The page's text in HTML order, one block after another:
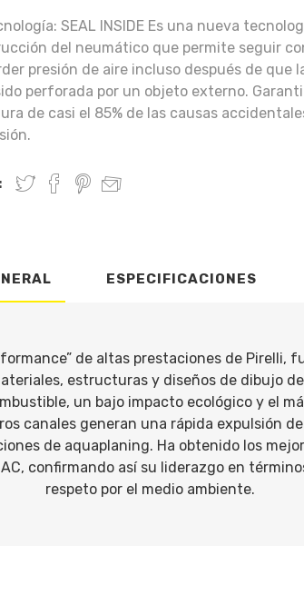
SEAL INSIDE Es una nueva
del neumático que permite seguir
presión de aire incluso después de que
perforada por un objeto externo.
de casi el 85% de las causas
ESPECIFICACIONES
de altas prestaciones de Pirelli,
estructuras y diseños de dibujo
un bajo impacto ecológico y el
canales generan una rápida expulsión
de aquaplaning. Ha obtenido los
confirmando así su liderazgo en
respeto por el medio ambiente.